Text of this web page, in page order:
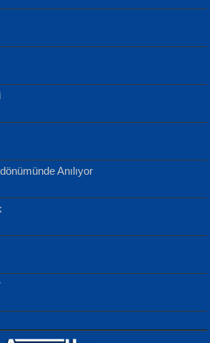
İmtihanı...
Ülkemin
Adamın
Anılıyor